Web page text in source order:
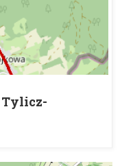
Tylicz-